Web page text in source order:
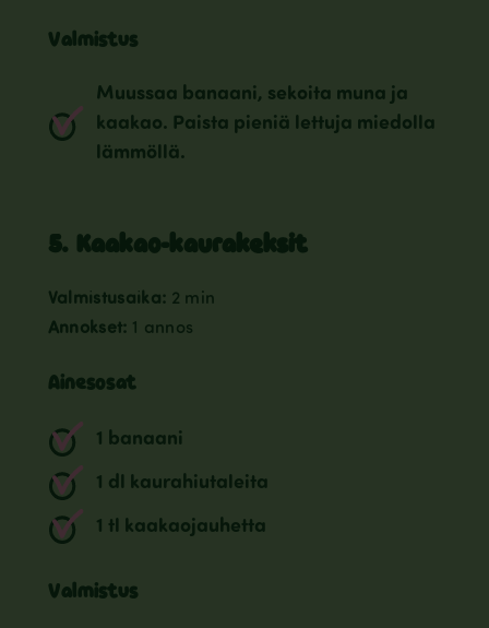
Valmistus
Muussaa banaani, sekoita muna ja
kaakao. Paista pieniä lettuja miedolla
lämmöllä.
5. Kaakao-kaurakeksit
Valmistusaika: 2 min
Annokset: 1 annos
Ainesosat
1 banaani
1 dl kaurahiutaleita
1 tl kaakaojauhetta
Valmistus